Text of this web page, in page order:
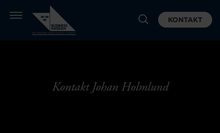
KONTAKT
Kontakt Johan Holmlund